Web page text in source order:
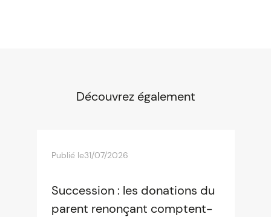
Découvrez également
Publié le31/07/2026
Succession : les donations du
parent renonçant comptent-